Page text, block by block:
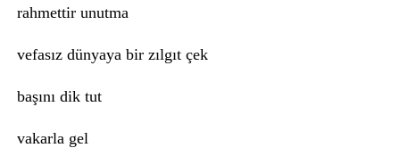
rahmettir unutma
vefasız dünyaya bir zılgıt çek
başını dik tut
vakarla gel